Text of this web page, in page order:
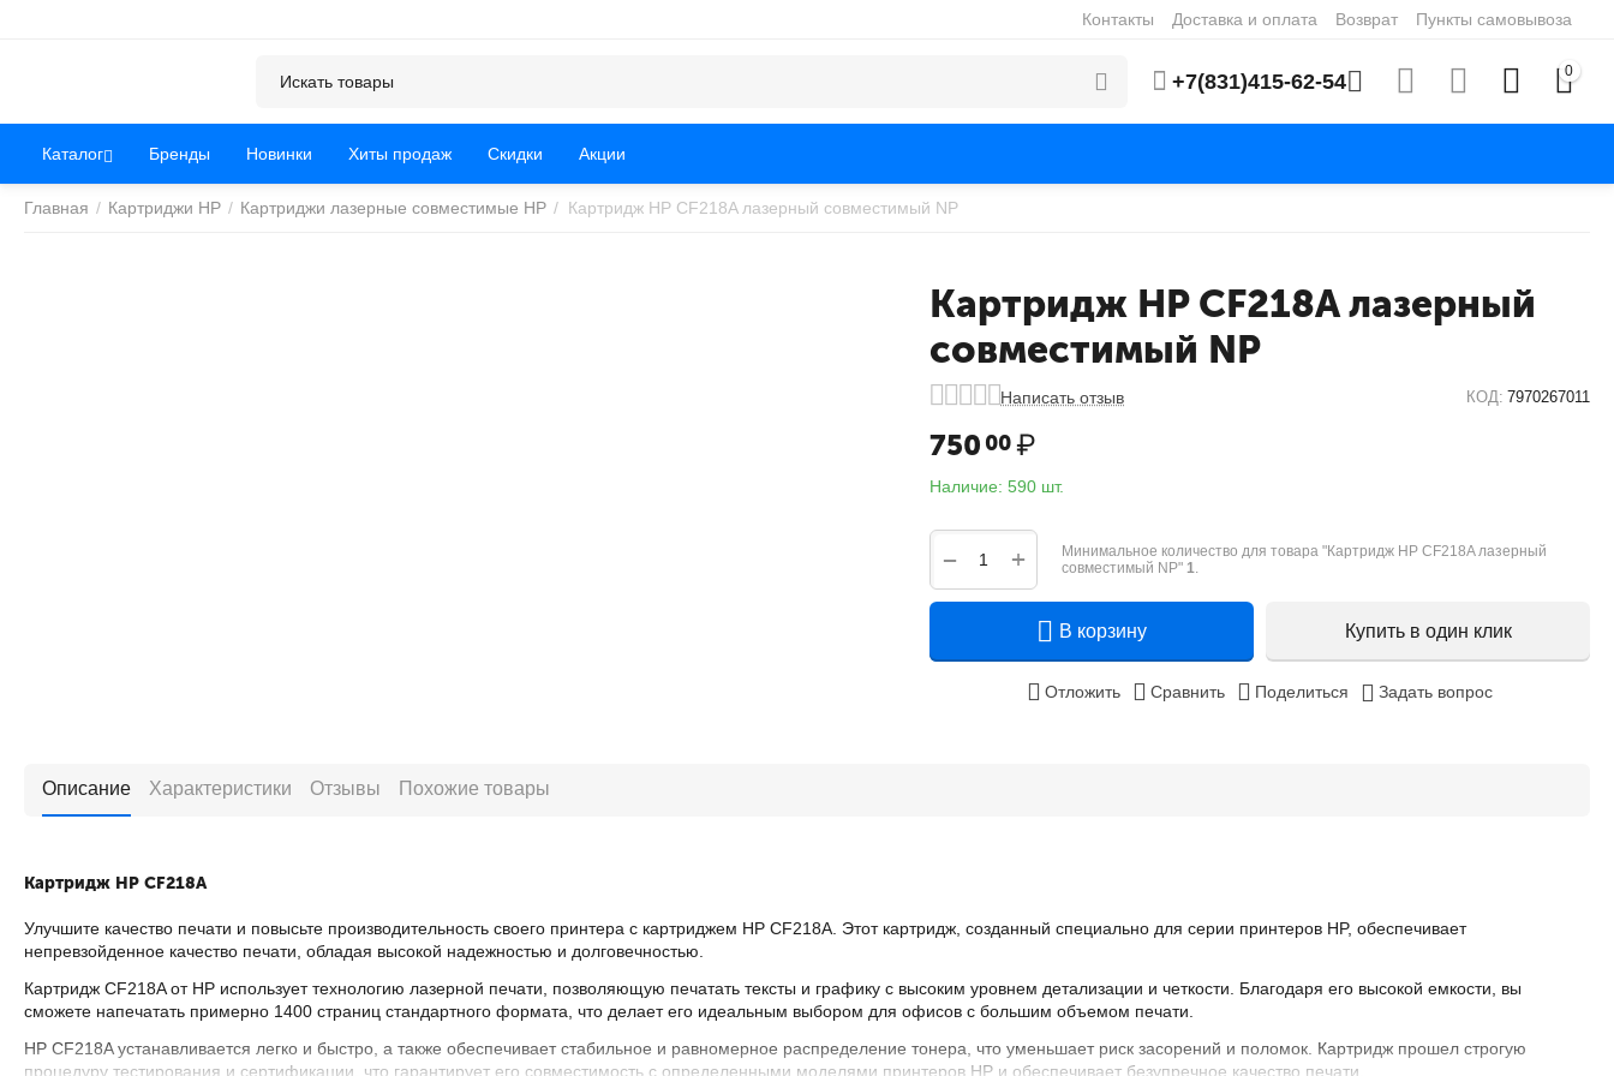
Контакты Доставка и оплата Возврат Пункты самовывоза
+7(831)415-62-54 0
Каталог Бренды Новинки Хиты продаж Скидки Акции
Главная / Картриджи HP / Картриджи лазерные совместимые HP / Картридж HP CF218A лазерный совместимый NP
Картридж HP CF218A лазерный
совместимый NP
Написать отзыв КОД: 7970267011
750 00₽
Наличие: 590 шт.
+
−
Минимальное количество для товара "Картридж HP CF218A лазерный
совместимый NP" 1.
В корзину Купить в один клик
Отложить Сравнить Поделиться Задать вопрос
Описание Характеристики Отзывы Похожие товары
Картридж HP CF218A
Улучшите качество печати и повысьте производительность своего принтера с картриджем HP CF218A. Этот картридж, созданный специально для серии принтеров HP, обеспечивает
непревзойденное качество печати, обладая высокой надежностью и долговечностью.
Картридж CF218A от HP использует технологию лазерной печати, позволяющую печатать тексты и графику с высоким уровнем детализации и четкости. Благодаря его высокой емкости, вы
сможете напечатать примерно 1400 страниц стандартного формата, что делает его идеальным выбором для офисов с большим объемом печати.
HP CF218A устанавливается легко и быстро, а также обеспечивает стабильное и равномерное распределение тонера, что уменьшает риск засорений и поломок. Картридж прошел строгую
процедуру тестирования и сертификации, что гарантирует его совместимость с определенными моделями принтеров HP и обеспечивает безупречное качество печати.